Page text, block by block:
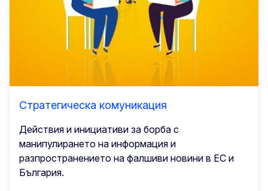
Стратегическа комуникация
Действия и инициативи за борба с
манипулирането на информация и
разпространението на фалшиви новини в ЕС и
България.